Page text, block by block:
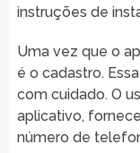
instruções de
Uma vez que o
é o cadastro.
com cuidado. O
aplicativo,
número de